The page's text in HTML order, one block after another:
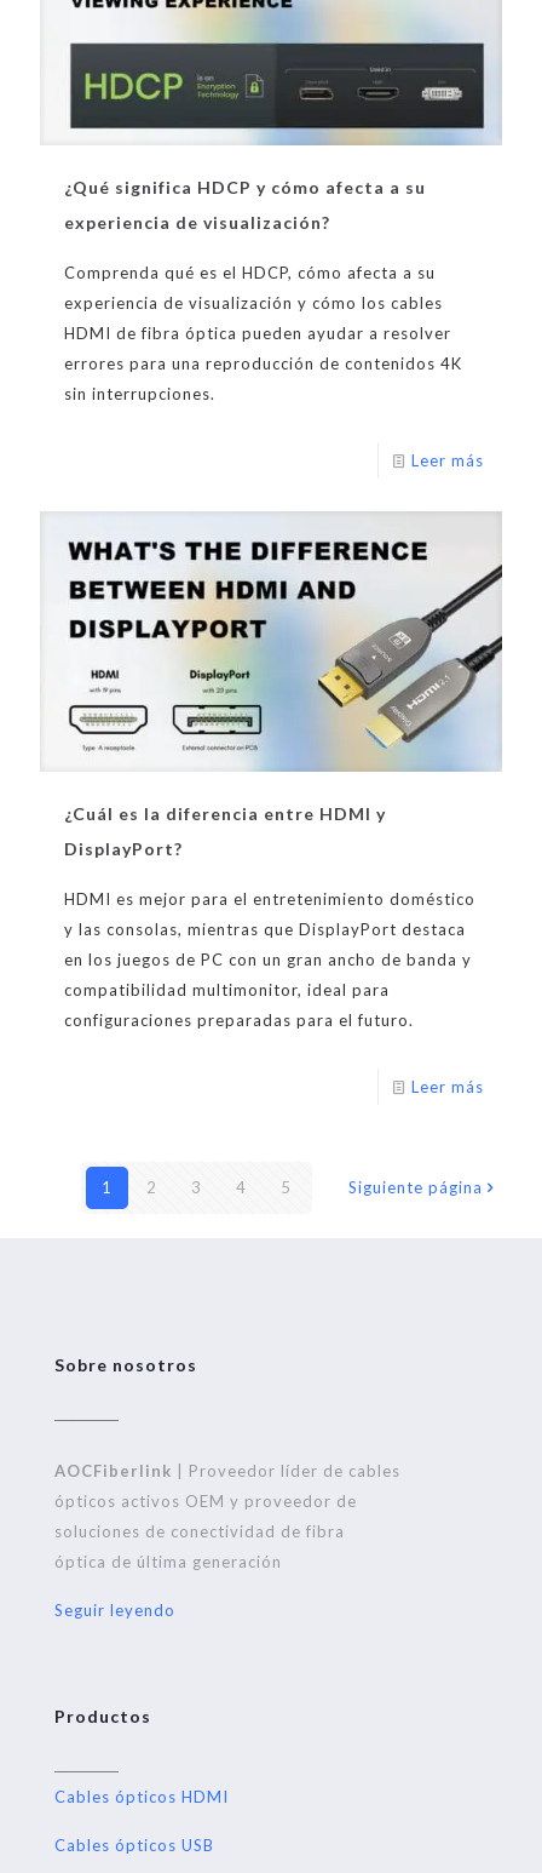
¿Qué significa HDCP y cómo afecta a su
experiencia de visualización?
Comprenda qué es el HDCP, cómo afecta a su
experiencia de visualización y cómo los cables
HDMI de fibra óptica pueden ayudar a resolver
errores para una reproducción de contenidos 4K
sin interrupciones.
Leer más
¿Cuál es la diferencia entre HDMI y
DisplayPort?
HDMI es mejor para el entretenimiento doméstico
y las consolas, mientras que DisplayPort destaca
en los juegos de PC con un gran ancho de banda y
compatibilidad multimonitor, ideal para
configuraciones preparadas para el futuro.
Leer más
1 2 3 4 5 Siguiente página
Sobre nosotros
AOCFiberlink | Proveedor líder de cables
ópticos activos OEM y proveedor de
soluciones de conectividad de fibra
óptica de última generación
Seguir leyendo
Productos
Cables ópticos HDMI
Cables ópticos USB